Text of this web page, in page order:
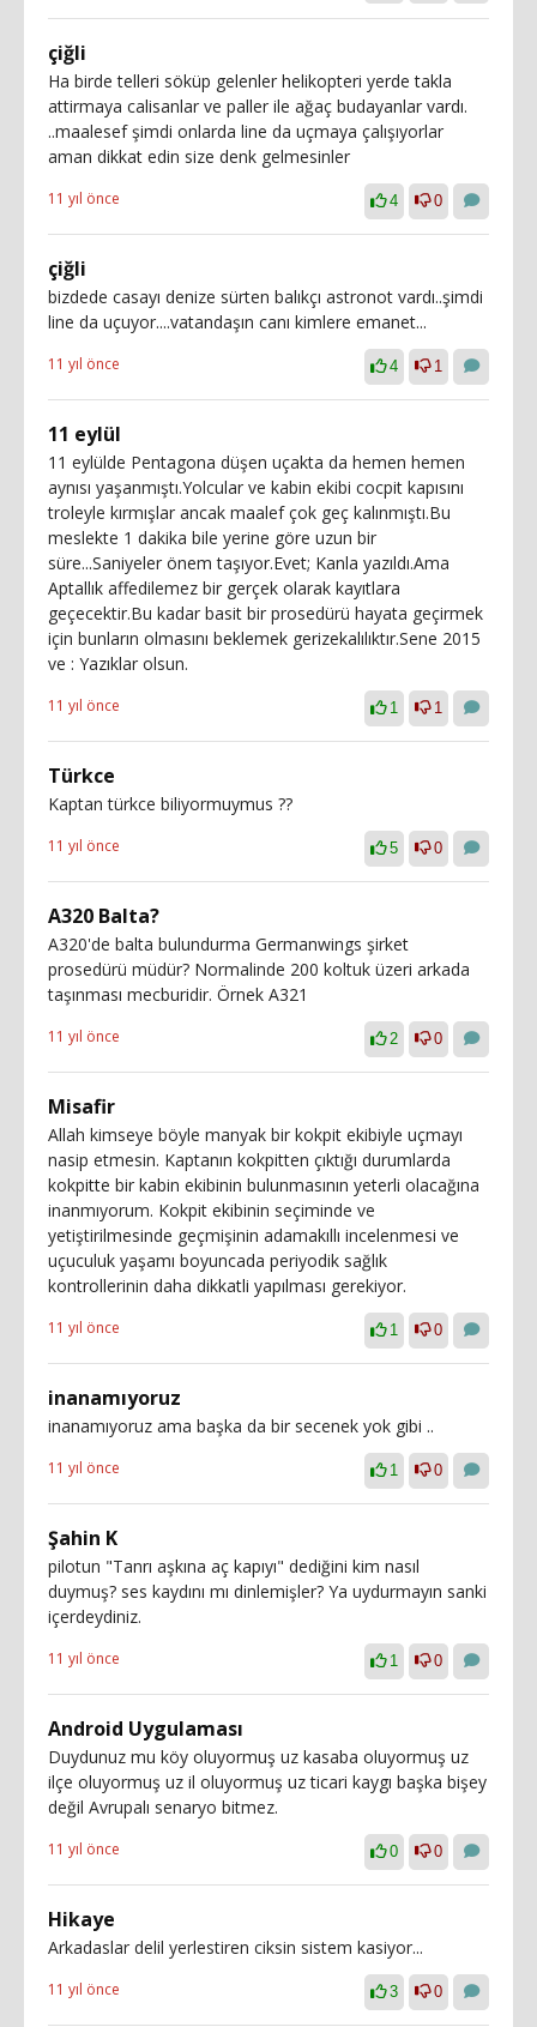
çiğli
Ha birde telleri söküp gelenler helikopteri yerde takla
attirmaya calisanlar ve paller ile ağaç budayanlar vardı.
..maalesef şimdi onlarda line da uçmaya çalışıyorlar
aman dikkat edin size denk gelmesinler
11 yıl önce 4 0
çiğli
bizdede casayı denize sürten balıkçı astronot vardı..şimdi
line da uçuyor....vatandaşın canı kimlere emanet...
11 yıl önce 4 1
11 eylül
11 eylülde Pentagona düşen uçakta da hemen hemen
aynısı yaşanmıştı.Yolcular ve kabin ekibi cocpit kapısını
troleyle kırmışlar ancak maalef çok geç kalınmıştı.Bu
meslekte 1 dakika bile yerine göre uzun bir
süre...Saniyeler önem taşıyor.Evet; Kanla yazıldı.Ama
Aptallık affedilemez bir gerçek olarak kayıtlara
geçecektir.Bu kadar basit bir prosedürü hayata geçirmek
için bunların olmasını beklemek gerizekalılıktır.Sene 2015
ve : Yazıklar olsun.
11 yıl önce 1 1
Türkce
Kaptan türkce biliyormuymus ??
11 yıl önce 5 0
A320 Balta?
A320'de balta bulundurma Germanwings şirket
prosedürü müdür? Normalinde 200 koltuk üzeri arkada
taşınması mecburidir. Örnek A321
11 yıl önce 2 0
Misafir
Allah kimseye böyle manyak bir kokpit ekibiyle uçmayı
nasip etmesin. Kaptanın kokpitten çıktığı durumlarda
kokpitte bir kabin ekibinin bulunmasının yeterli olacağına
inanmıyorum. Kokpit ekibinin seçiminde ve
yetiştirilmesinde geçmişinin adamakıllı incelenmesi ve
uçuculuk yaşamı boyuncada periyodik sağlık
kontrollerinin daha dikkatli yapılması gerekiyor.
11 yıl önce 1 0
inanamıyoruz
inanamıyoruz ama başka da bir secenek yok gibi ..
11 yıl önce 1 0
Şahin K
pilotun "Tanrı aşkına aç kapıyı" dediğini kim nasıl
duymuş? ses kaydını mı dinlemişler? Ya uydurmayın sanki
içerdeydiniz.
11 yıl önce 1 0
Android Uygulaması
Duydunuz mu köy oluyormuş uz kasaba oluyormuş uz
ilçe oluyormuş uz il oluyormuş uz ticari kaygı başka bişey
değil Avrupalı senaryo bitmez.
11 yıl önce 0 0
Hikaye
Arkadaslar delil yerlestiren ciksin sistem kasiyor...
11 yıl önce 3 0